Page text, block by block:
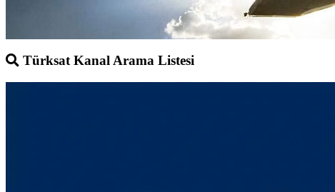
Türksat Kanal Arama Listesi